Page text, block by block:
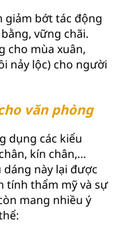
giảm bớt tác động
vững chãi.
cho mùa xuân,
nảy lộc) cho người
văn phòng
dụng các kiểu
kín chân,…
này lại được
tính thẩm mỹ và sự
mang nhiều ý